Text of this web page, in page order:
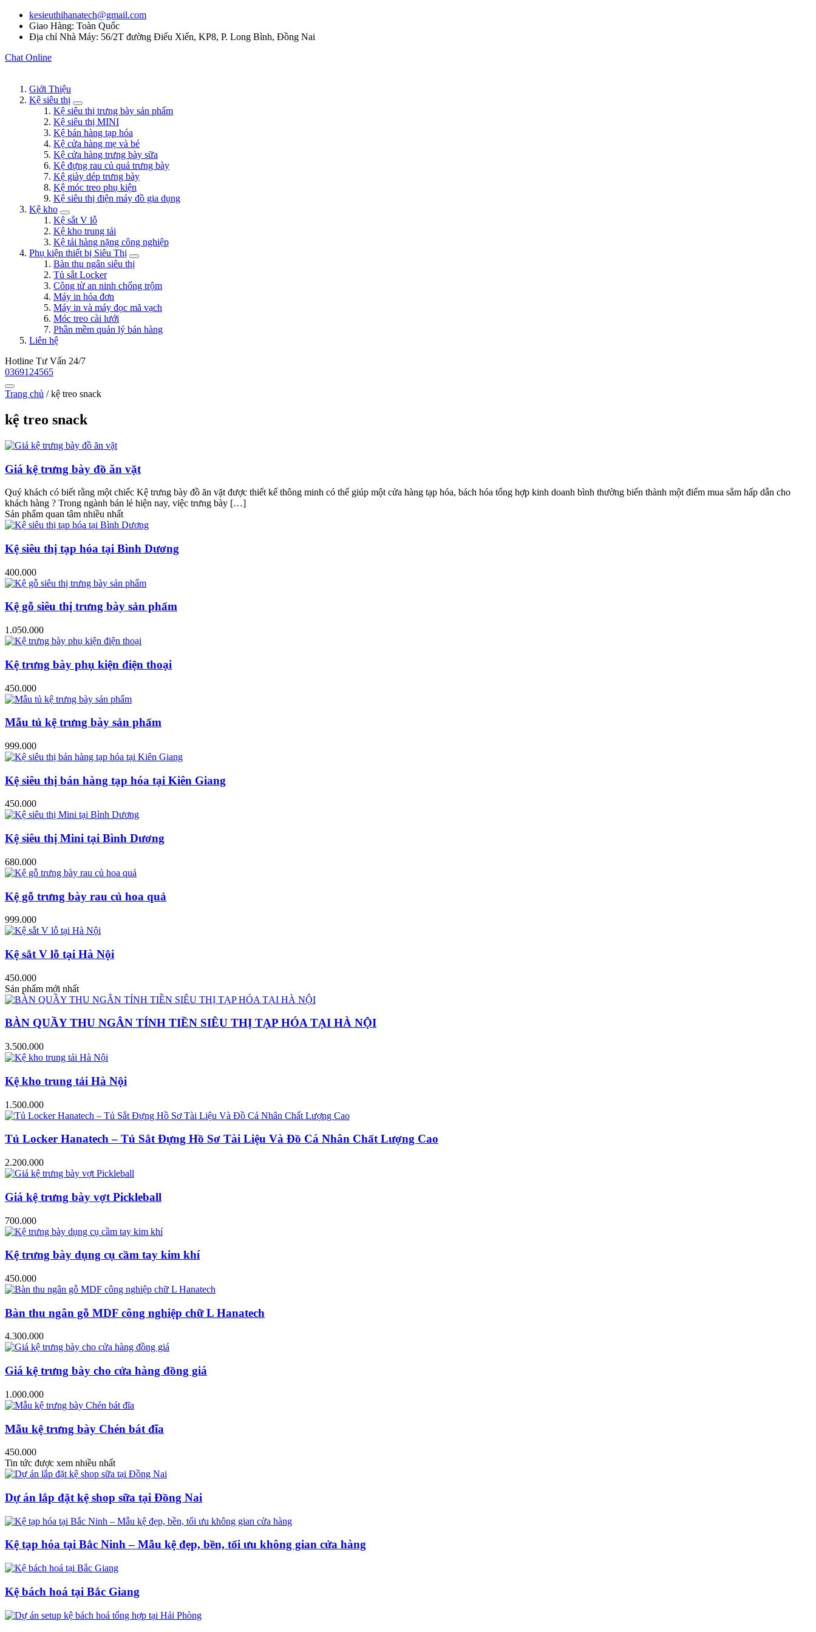
kesieuthihanatech@gmail.com
Giao Hàng: Toàn Quốc
Địa chỉ Nhà Máy: 56/2T đường Điểu Xiển, KP8, P. Long Bình, Đồng Nai
Chat Online
Giới Thiệu
Kệ siêu thị
Kệ siêu thị trưng bày sản phẩm
Kệ siêu thị MINI
Kệ bán hàng tạp hóa
Kệ cửa hàng mẹ và bé
Kệ cửa hàng trưng bày sữa
Kệ đựng rau củ quả trưng bày
Kệ giày dép trưng bày
Kệ móc treo phụ kiện
Kệ siêu thị điện máy đồ gia dụng
Kệ kho
Kệ sắt V lỗ
Kệ kho trung tải
Kệ tải hàng nặng công nghiệp
Phụ kiện thiết bị Siêu Thị
Bàn thu ngân siêu thị
Tủ sắt Locker
Công từ an ninh chống trộm
Máy in hóa đơn
Máy in và máy đọc mã vạch
Móc treo cài lưới
Phần mềm quản lý bán hàng
Liên hệ
Hotline Tư Vấn 24/7
0369124565
Trang chủ /kệ treo snack
kệ treo snack
Giá kệ trưng bày đồ ăn vặt
Quý khách có biết rằng một chiếc Kệ trưng bày đồ ăn vặt được thiết kế thông minh có thể giúp một cửa hàng tạp hóa, bách hóa tổng hợp kinh doanh bình thường biến thành một điểm mua sắm hấp dẫn cho
khách hàng ? Trong ngành bán lẻ hiện nay, việc trưng bày […]
Sản phẩm quan tâm nhiều nhất
Kệ siêu thị tạp hóa tại Bình Dương
400.000
Kệ gỗ siêu thị trưng bày sản phẩm
1.050.000
Kệ trưng bày phụ kiện điện thoại
450.000
Mẫu tủ kệ trưng bày sản phẩm
999.000
Kệ siêu thị bán hàng tạp hóa tại Kiên Giang
450.000
Kệ siêu thị Mini tại Bình Dương
680.000
Kệ gỗ trưng bày rau củ hoa quả
999.000
Kệ sắt V lỗ tại Hà Nội
450.000
Sản phẩm mới nhất
BÀN QUẦY THU NGÂN TÍNH TIỀN SIÊU THỊ TẠP HÓA TẠI HÀ NỘI
3.500.000
Kệ kho trung tải Hà Nội
1.500.000
Tủ Locker Hanatech – Tủ Sắt Đựng Hồ Sơ Tài Liệu Và Đồ Cá Nhân Chất Lượng Cao
2.200.000
Giá kệ trưng bày vợt Pickleball
700.000
Kệ trưng bày dụng cụ cầm tay kim khí
450.000
Bàn thu ngân gỗ MDF công nghiệp chữ L Hanatech
4.300.000
Giá kệ trưng bày cho cửa hàng đồng giá
1.000.000
Mẫu kệ trưng bày Chén bát đĩa
450.000
Tin tức được xem nhiều nhất
Dự án lắp đặt kệ shop sữa tại Đồng Nai
Kệ tạp hóa tại Bắc Ninh – Mẫu kệ đẹp, bền, tối ưu không gian cửa hàng
Kệ bách hoá tại Bắc Giang